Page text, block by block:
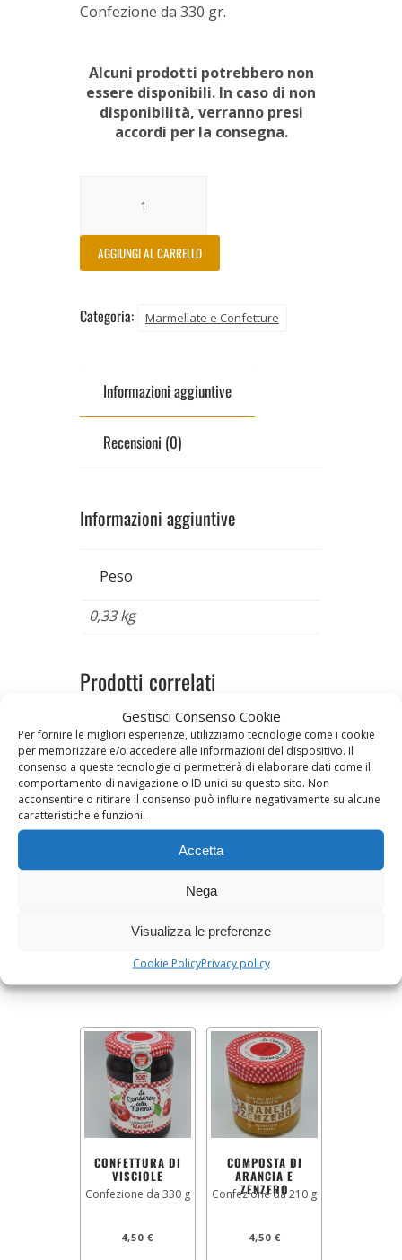
Gestisci Consenso Cookie
Per fornire le migliori esperienze, utilizziamo tecnologie come i cookie
per memorizzare e/o accedere alle informazioni del dispositivo. Il
consenso a queste tecnologie ci permetterà di elaborare dati come il
comportamento di navigazione o ID unici su questo sito. Non
acconsentire o ritirare il consenso può influire negativamente su alcune
caratteristiche e funzioni.
Accetta
Nega
Visualizza le preferenze
Cookie PolicyPrivacy policy
Confezione da 330 gr.
Alcuni prodotti potrebbero non
essere disponibili. In caso di non
disponibilità, verranno presi
accordi per la consegna.
AGGIUNGI AL CARRELLO
Categoria: Marmellate e Confetture
Informazioni aggiuntive
Recensioni (0)
Informazioni aggiuntive
Peso
0,33 kg
Prodotti correlati
Confezione da 200 g
4,50€
AGGIUNGI AL CARRELLO
Confezione da 420 g
4,50
AGGIUNGI AL CARRELLO
CONFETTURA DI
VISCIOLE
Confezione da 330 g
4,50€
COMPOSTA DI
ARANCIA E
ZENZERO
Confezione da 210 g
4,50 €